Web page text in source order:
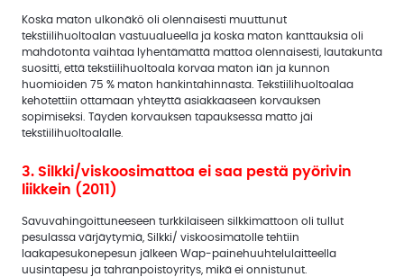
Koska maton ulkonäkö oli olennaisesti muuttunut
tekstiilihuoltoalan vastuualueella ja koska maton kanttauksia oli
mahdotonta vaihtaa lyhentämättä mattoa olennaisesti, lautakunta
suositti, että tekstiilihuoltoala korvaa maton iän ja kunnon
huomioiden 75 % maton hankintahinnasta. Tekstiilihuoltoalaa
kehotettiin ottamaan yhteyttä asiakkaaseen korvauksen
sopimiseksi. Täyden korvauksen tapauksessa matto jäi
tekstiilihuoltoalalle.
3. Silkki/viskoosimattoa ei saa pestä pyörivin
liikkein (2011)
Savuvahingoittuneeseen turkkilaiseen silkkimattoon oli tullut
pesulassa värjäytymiä, Silkki/ viskoosimatolle tehtiin
laakapesukonepesun jälkeen Wap-painehuuhtelulaitteella
uusintapesu ja tahranpoistoyritys, mikä ei onnistunut.